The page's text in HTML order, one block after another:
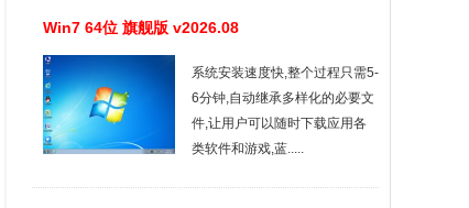
Win7 64位 旗舰版 v2026.08
系统安装速度快,整个过程只需5-
6分钟,自动继承多样化的必要文
件,让用户可以随时下载应用各
类软件和游戏,蓝.....